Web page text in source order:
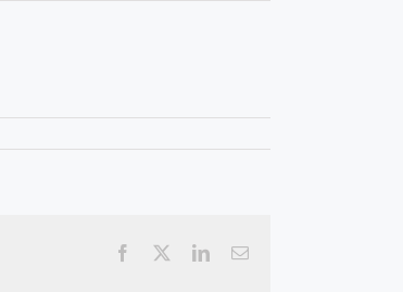
Facebook LinkedIn
E-